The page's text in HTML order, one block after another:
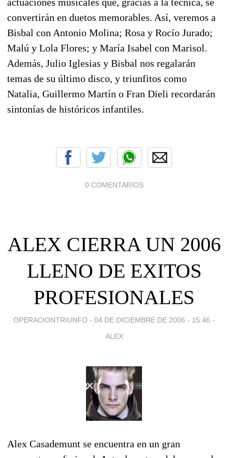
convertirán en duetos memorables. Así, veremos a
Bisbal con Antonio Molina; Rosa y Rocío Jurado;
Malú y Lola Flores; y María Isabel con Marisol.
Además, Julio Iglesias y Bisbal nos regalarán
temas de su último disco, y triunfitos como
Natalia, Guillermo Martín o Fran Dieli recordarán
sintonías de históricos infantiles.
0 COMENTARIOS
ALEX CIERRA UN 2006
LLENO DE EXITOS
PROFESIONALES
OPERACIONTRIUNFO - 04 DE DICIEMBRE DE 2006 - 15:46 -
ALEX
Alex Casademunt se encuentra en un gran